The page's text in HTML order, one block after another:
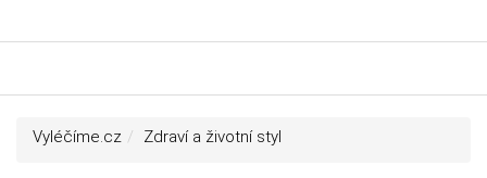
Vyléčíme.cz Zdraví a životní styl